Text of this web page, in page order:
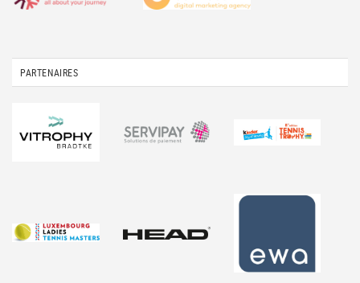
PARTENAIRES